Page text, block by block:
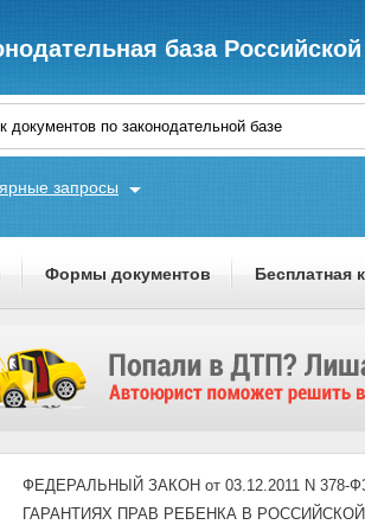
база
запросы
Формы документов Бесплатная
ФЕДЕРАЛЬНЫЙ ЗАКОН от 03.12.2011 N
ГАРАНТИЯХ ПРАВ РЕБЕНКА В